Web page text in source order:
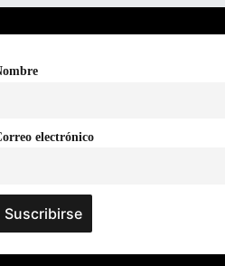
electrónico